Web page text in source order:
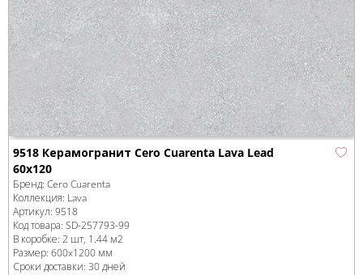
9518 Керамогранит Cero Cuarenta Lava Lead
60x120
Бренд: Cero Cuarenta
Коллекция: Lava
Артикул: 9518
Код товара: SD-257793-99
В коробке: 2 шт, 1.44 м2
Размер: 600x1200 мм
Сроки доставки: 30 дней